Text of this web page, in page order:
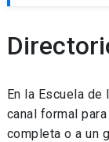
En la Escuela
canal formal
completa o a un